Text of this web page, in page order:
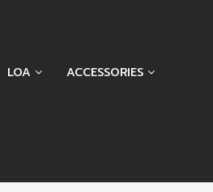
LOA ACCESSORIES